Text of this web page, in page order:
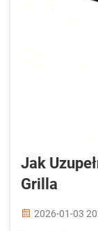
Jak
Grilla
2026-01-03